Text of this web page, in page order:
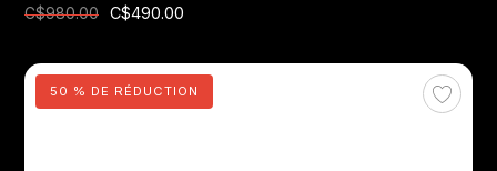
C$980.00 C$490.00
50 % DE RÉDUCTION